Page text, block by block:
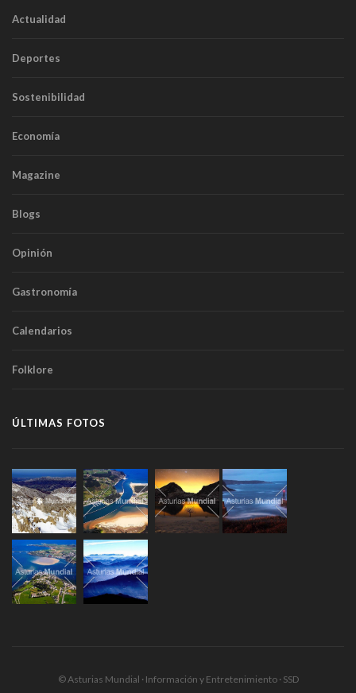
Actualidad
Deportes
Sostenibilidad
Economía
Magazine
Blogs
Opinión
Gastronomía
Calendarios
Folklore
ÚLTIMAS FOTOS
© Asturias Mundial · Información y Entretenimiento · SSD